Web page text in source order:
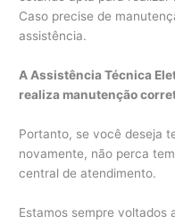
Caso precise de
assistência.
A Assistência Técnica
realiza manutenção
Portanto, se você deseja
novamente, não perca
central de atendimento.
Estamos sempre voltados